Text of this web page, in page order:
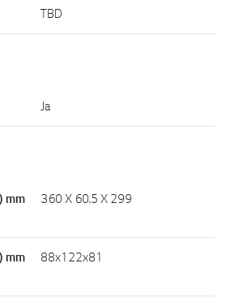
TBD
Ja
mm
360 X 60.5 X 299
mm
88x122x81